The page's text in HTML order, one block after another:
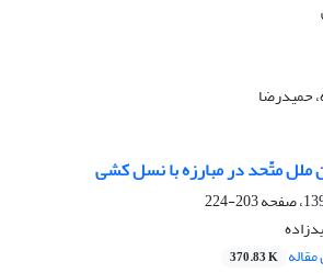
حمیدرضا
ملل متّحد در مبارزه با نسل کشی
203-224
370.83 K